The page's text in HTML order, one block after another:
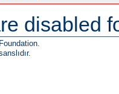
disabled